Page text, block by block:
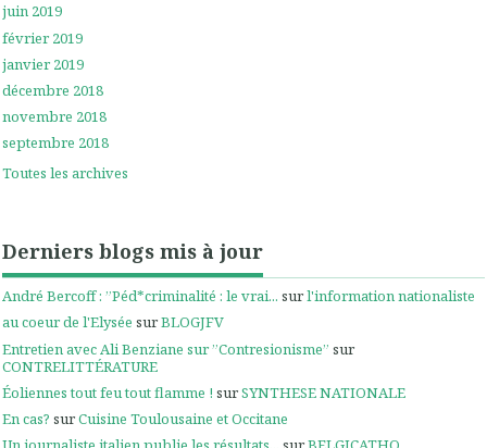
juin 2019
février 2019
janvier 2019
décembre 2018
novembre 2018
septembre 2018
Toutes les archives
Derniers blogs mis à jour
André Bercoff : ”Péd*criminalité : le vrai... surl'information nationaliste
au coeur de l'Elysée surBLOGJFV
Entretien avec Ali Benziane sur ”Contresionisme” sur
CONTRELITTÉRATURE
Éoliennes tout feu tout flamme ! surSYNTHESE NATIONALE
En cas? surCuisine Toulousaine et Occitane